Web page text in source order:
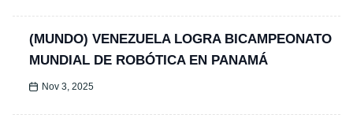
(MUNDO) VENEZUELA LOGRA BICAMPEONATO
MUNDIAL DE ROBÓTICA EN PANAMÁ
Nov 3, 2025